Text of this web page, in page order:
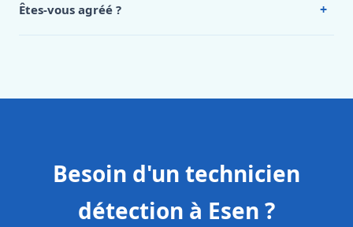
Êtes-vous agréé ? +
Besoin d'un technicien
détection à Esen ?